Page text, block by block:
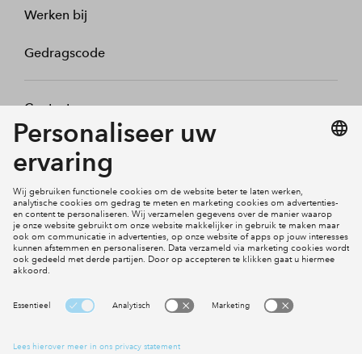
Werken bij
Gedragscode
Contact
Mijn profiel
Social Media
Cookies